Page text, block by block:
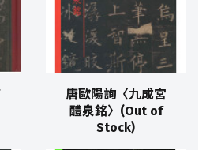
唐歐陽詢〈九成宮
醴泉銘〉(Out of
Stock)